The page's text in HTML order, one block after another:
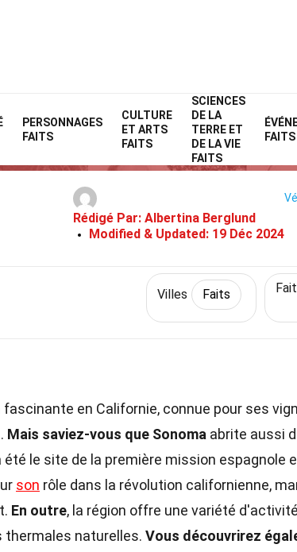
PERSONNAGES
FAITS
CULTURE
ET ARTS
FAITS
SCIENCES
DE LA
TERRE ET
DE LA VIE
FAITS
FAITS
Home Monde
28 Faits
Rédigé Par: Albertina Berglund
Modified & Updated: 19 Déc 2024
Villes Faits
fascinante en Californie, connue pour ses
Mais saviez-vous que Sonoma abrite aussi
été le site de la première mission espagnole
son rôle dans la révolution californienne,
En outre, la région offre une variété
thermales naturelles. Vous découvrirez